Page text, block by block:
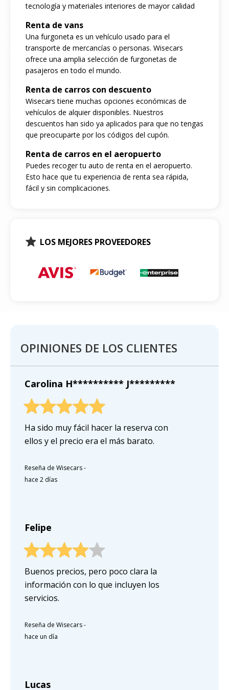
tecnología y materiales interiores de mayor calidad
Renta de vans
Una furgoneta es un vehículo usado para el
transporte de mercancías o personas. Wisecars
ofrece una amplia selección de furgonetas de
pasajeros en todo el mundo.
Renta de carros con descuento
Wisecars tiene muchas opciones económicas de
vehículos de alquier disponibles. Nuestros
descuentos han sido ya aplicados para que no tengas
que preocuparte por los códigos del cupón.
Renta de carros en el aeropuerto
Puedes recoger tu auto de renta en el aeropuerto.
Esto hace que tu experiencia de renta sea rápida,
fácil y sin complicaciones.
LOS MEJORES PROVEEDORES
OPINIONES DE LOS CLIENTES
Carolina H********** J*********
Ha sido muy fácil hacer la reserva con
ellos y el precio era el más barato.
Reseña de Wisecars-
hace 2 días
Felipe
Buenos precios, pero poco clara la
información con lo que incluyen los
servicios.
Reseña de Wisecars-
hace un día
Lucas